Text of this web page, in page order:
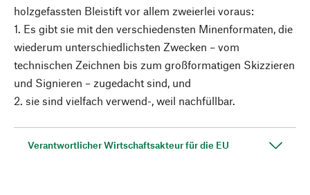
holzgefassten Bleistift vor allem zweierlei voraus:
1. Es gibt sie mit den verschiedensten Minenformaten, die
wiederum unterschiedlichsten Zwecken – vom
technischen Zeichnen bis zum großformatigen Skizzieren
und Signieren – zugedacht sind, und
2. sie sind vielfach verwend-, weil nachfüllbar.
Verantwortlicher Wirtschaftsakteur für die EU